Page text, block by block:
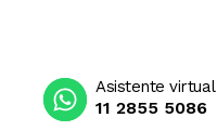
Asistente virtual
11 2855 5086